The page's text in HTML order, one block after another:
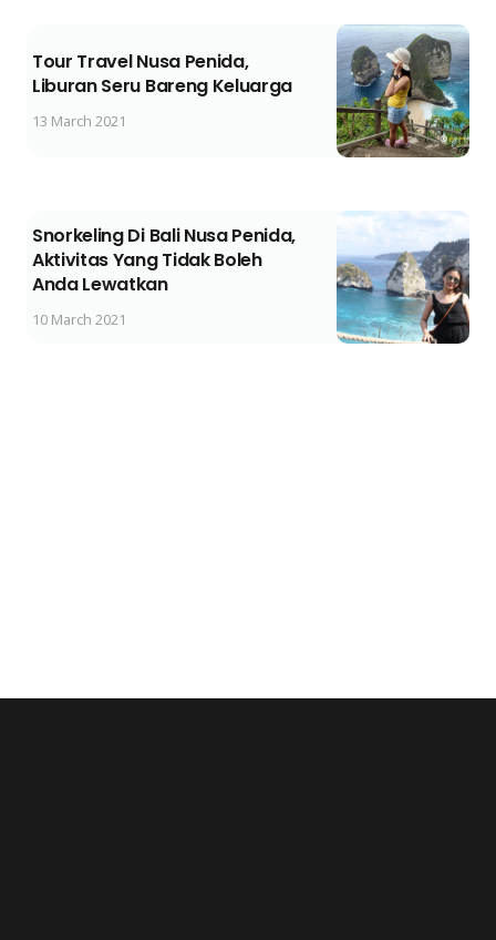
Tour Travel Nusa Penida,
Liburan Seru Bareng Keluarga
13 March 2021
Snorkeling Di Bali Nusa Penida,
Aktivitas Yang Tidak Boleh
Anda Lewatkan
10 March 2021